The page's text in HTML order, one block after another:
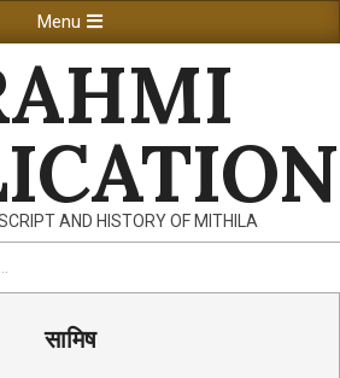
Menu
AND HISTORY OF MITHILA
सामिष